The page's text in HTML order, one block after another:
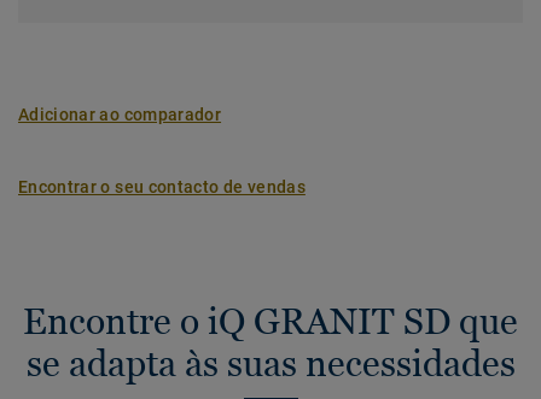
Adicionar ao comparador
Encontrar o seu contacto de vendas
Encontre o iQ GRANIT SD que
se adapta às suas necessidades